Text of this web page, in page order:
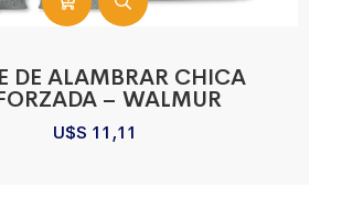
DE ALAMBRAR CHICA
– WALMUR
U$S 11,11